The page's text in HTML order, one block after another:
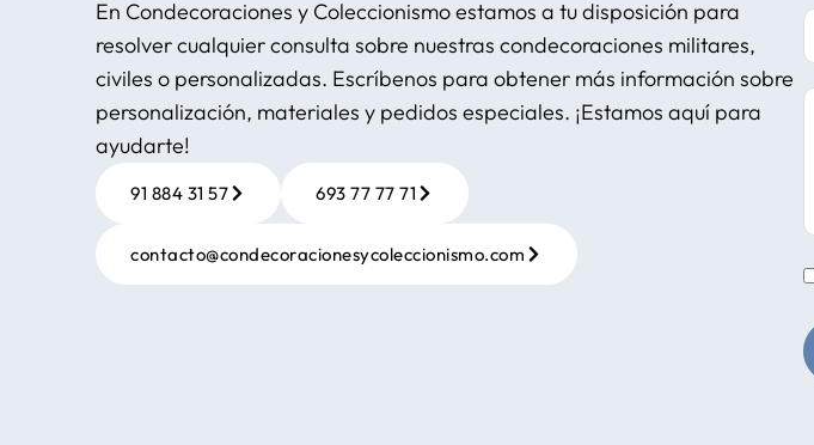
En Condecoraciones y Coleccionismo estamos a tu disposición para
resolver cualquier consulta sobre nuestras condecoraciones militares,
civiles o personalizadas. Escríbenos para obtener más información sobre
personalización, materiales y pedidos especiales. ¡Estamos aquí para
ayudarte!
91 884 31 57 693 77 77 71
contacto@condecoracionesycoleccionismo.com